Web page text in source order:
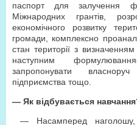
паспорт для залучення
Міжнародних грантів,
економічного розвитку
громади, комплексно
стан території з
наступним
запропонувати
підприємства тощо.
— Як відбувається
— Насамперед наголошу,